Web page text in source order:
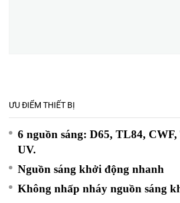
ƯU ĐIỂM THIẾT BỊ
6 nguồn sáng: D65, TL84,
UV.
Nguồn sáng khởi động nhanh
Không nhấp nháy nguồn sáng